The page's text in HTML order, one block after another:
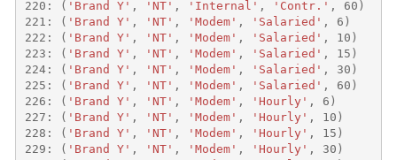
220 : ( 'Brand Y' , 'NT' , 'Internal' , 'Contr.' , 60 )
221 : ( 'Brand Y' , 'NT' , 'Modem' , 'Salaried' , 6 )
222 : ( 'Brand Y' , 'NT' , 'Modem' , 'Salaried' , 10 )
223 : ( 'Brand Y' , 'NT' , 'Modem' , 'Salaried' , 15 )
224: ( 'Brand Y' , 'NT' , 'Modem' , 'Salaried' , 30 )
225 : ( 'Brand Y' , 'NT' , 'Modem' , 'Salaried' , 60 )
226 : ( 'Brand Y' , 'NT' , 'Modem' , 'Hourly' , 6 )
227 : ( 'Brand Y' , 'NT' , 'Modem' , 'Hourly' , 10 )
228 : ( 'Brand Y' , 'NT' , 'Modem' , 'Hourly' , 15 )
229 : ( 'Brand Y' , 'NT' , 'Modem' , 'Hourly' , 30 )